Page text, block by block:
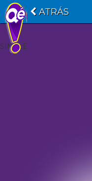
ATRÁS
SINGLE